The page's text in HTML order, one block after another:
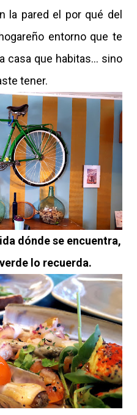
la pared el por qué del
entorno que te
casa que habitas... sino
tener.
dónde se encuentra,
lo recuerda.